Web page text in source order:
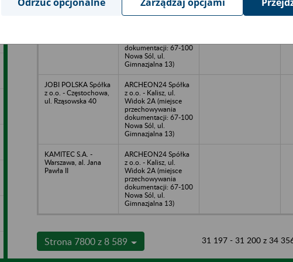
ARCHEON24 Spółka
dokumentacji: 67-100
Nowa Sól, ul.
Gimnazjalna 13)
JOBI POLSKA Spółka
z o.o. - Częstochowa,
ul. Rząsowska 40
ARCHEON24 Spółka
z o.o. - Kalisz, ul.
Widok 2A (miejsce
przechowywania
dokumentacji: 67-100
Nowa Sól, ul.
Gimnazjalna 13)
KAMITEC S.A. -
Warszawa, al. Jana
Pawła II
ARCHEON24 Spółka
z o.o. - Kalisz, ul.
Widok 2A (miejsce
przechowywania
dokumentacji: 67-100
Nowa Sól, ul.
Gimnazjalna 13)
Strona 7800 z 8 589 31 197 - 31 200 z 34